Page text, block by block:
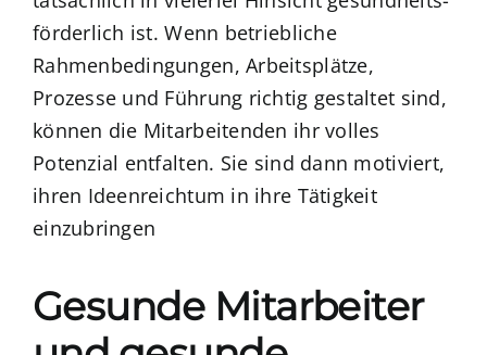
förderlich ist. Wenn betriebliche
Rahmenbedingungen, Arbeitsplätze,
Prozesse und Führung richtig gestaltet sind,
können die Mitarbeitenden ihr volles
Potenzial entfalten. Sie sind dann motiviert,
ihren Ideenreichtum in ihre Tätigkeit
einzubringen
Gesunde Mitarbeiter